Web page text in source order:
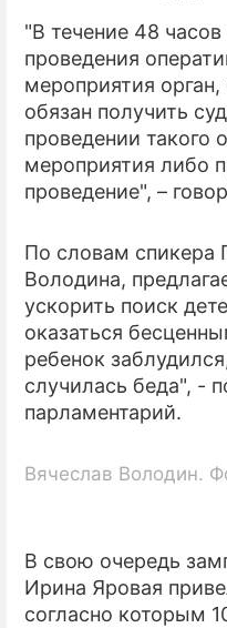
"В течение 48
проведения
мероприятия
обязан получить
проведении такого
мероприятия либо
проведение", –
По словам спикера
Володина,
ускорить поиск
оказаться
ребенок
случилась беда", -
парламентарий.
Вячеслав Володин.
В свою очередь
Ирина Яровая
согласно которым